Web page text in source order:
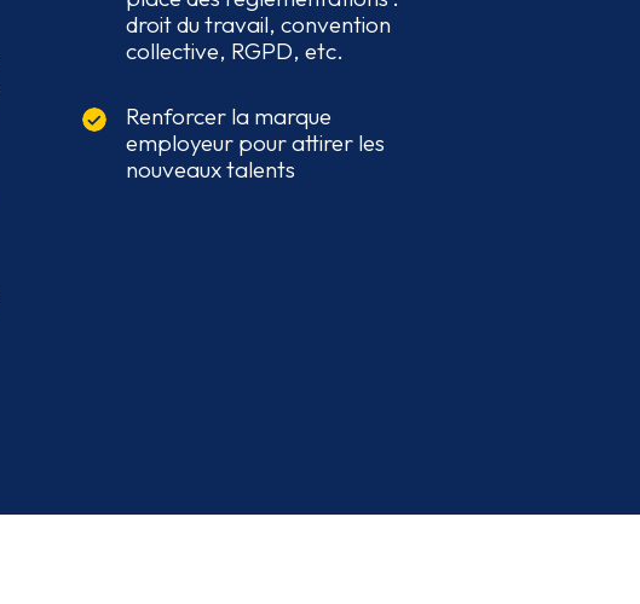
droit du travail, convention
collective, RGPD, etc.
Renforcer la marque
employeur pour attirer les
nouveaux talents